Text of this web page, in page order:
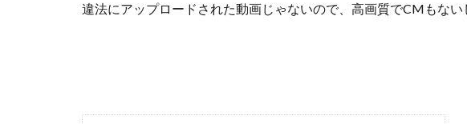
違法にアップロードされた動画じゃないので、高画質でCMもない